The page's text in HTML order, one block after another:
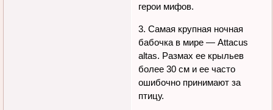
герои мифов.
3. Самая крупная ночная
бабочка в мире — Attacus
altas. Размах ее крыльев
более 30 см и ее часто
ошибочно принимают за
птицу.